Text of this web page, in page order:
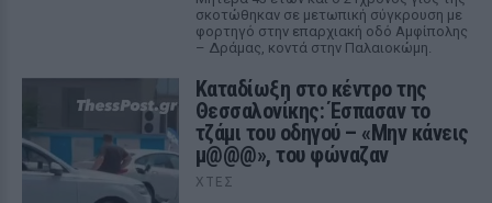
σκοτώθηκαν σε μετωπική σύγκρουση με
φορτηγό στην επαρχιακή οδό Αμφίπολης
– Δράμας, κοντά στην Παλαιοκώμη.
Καταδίωξη στο κέντρο της
Θεσσαλονίκης: Έσπασαν το
τζάμι του οδηγού – «Μην κάνεις
μ@@@», του φώναζαν
ΧΤΕΣ